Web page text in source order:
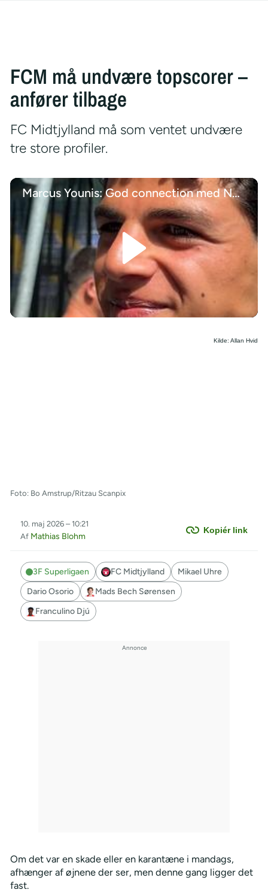
FCM må undvære topscorer –
anfører tilbage
FC Midtjylland må som ventet undvære
tre store profiler.
Marcus Younis: God connection med Nørgaard
Kilde: Allan Hvid
Foto: Bo Amstrup/Ritzau Scanpix
Kopiér link
10. maj 2026 – 10:21
Af Mathias Blohm
3F Superligaen FC Midtjylland
Mikael Uhre
Dario Osorio
Mads Bech Sørensen
Franculino Djú
Om det var en skade eller en karantæne i mandags,
afhænger af øjnene der ser, men denne gang ligger det
fast.